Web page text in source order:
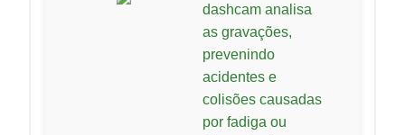
dashcam analisa
as gravações,
prevenindo
acidentes e
colisões causadas
por fadiga ou